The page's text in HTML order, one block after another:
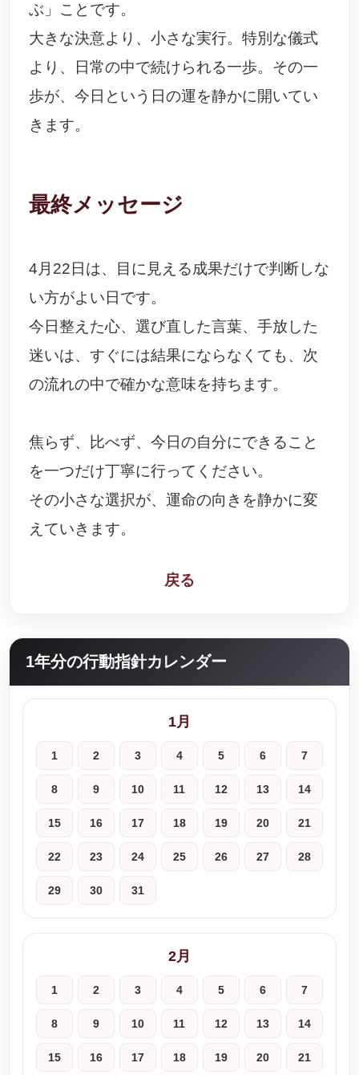
ぶ」ことです。
大きな決意より、小さな実行。特別な儀式
より、日常の中で続けられる一歩。その一
歩が、今日という日の運を静かに開いてい
きます。
最終メッセージ
4月22日は、目に見える成果だけで判断しな
い方がよい日です。
今日整えた心、選び直した言葉、手放した
迷いは、すぐには結果にならなくても、次
の流れの中で確かな意味を持ちます。
焦らず、比べず、今日の自分にできること
を一つだけ丁寧に行ってください。
その小さな選択が、運命の向きを静かに変
えていきます。
戻る
1年分の行動指針カレンダー
1月
1 2 3 4 5 6 7
8 9 10 11 12 13 14
15 16 17 18 19 20 21
22 23 24 25 26 27 28
29 30 31
2月
1 2 3 4 5 6 7
8 9 10 11 12 13 14
15 16 17 18 19 20 21